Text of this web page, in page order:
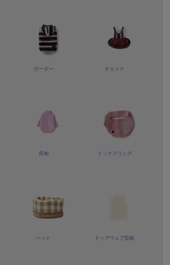
ボーダー チェック
長袖 ドッグスリング
ベッド ドッグウェア型紙